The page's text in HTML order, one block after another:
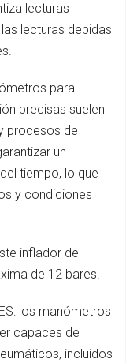
lecturas
lecturas debidas
para
precisas suelen
procesos de
un
tiempo, lo que
y condiciones
inflador de
de 12 bares.
los manómetros
capaces de
incluidos